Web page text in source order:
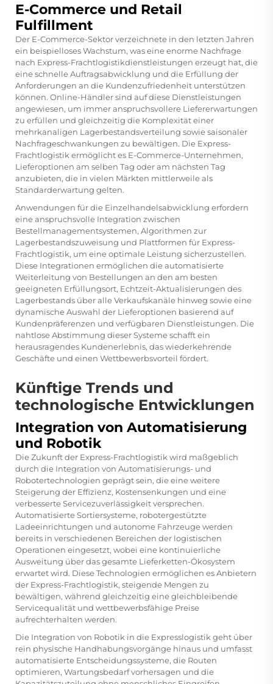
E-Commerce und Retail
Fulfillment
Der E-Commerce-Sektor verzeichnete in den letzten Jahren
ein beispielloses Wachstum, was eine enorme Nachfrage
nach Express-Frachtlogistikdienstleistungen erzeugt hat, die
eine schnelle Auftragsabwicklung und die Erfüllung der
Anforderungen an die Kundenzufriedenheit unterstützen
können. Online-Händler sind auf diese Dienstleistungen
angewiesen, um immer anspruchsvollere Liefererwartungen
zu erfüllen und gleichzeitig die Komplexität einer
mehrkanaligen Lagerbestandsverteilung sowie saisonaler
Nachfrageschwankungen zu bewältigen. Die Express-
Frachtlogistik ermöglicht es E-Commerce-Unternehmen,
Lieferoptionen am selben Tag oder am nächsten Tag
anzubieten, die in vielen Märkten mittlerweile als
Standarderwartung gelten.
Anwendungen für die Einzelhandelsabwicklung erfordern
eine anspruchsvolle Integration zwischen
Bestellmanagementsystemen, Algorithmen zur
Lagerbestandszuweisung und Plattformen für Express-
Frachtlogistik, um eine optimale Leistung sicherzustellen.
Diese Integrationen ermöglichen die automatisierte
Weiterleitung von Bestellungen an den am besten
geeigneten Erfüllungsort, Echtzeit-Aktualisierungen des
Lagerbestands über alle Verkaufskanäle hinweg sowie eine
dynamische Auswahl der Lieferoptionen basierend auf
Kundenpräferenzen und verfügbaren Dienstleistungen. Die
nahtlose Abstimmung dieser Systeme schafft ein
herausragendes Kundenerlebnis, das wiederkehrende
Geschäfte und einen Wettbewerbsvorteil fördert.
Künftige Trends und
technologische Entwicklungen
Integration von Automatisierung
und Robotik
Die Zukunft der Express-Frachtlogistik wird maßgeblich
durch die Integration von Automatisierungs- und
Robotertechnologien geprägt sein, die eine weitere
Steigerung der Effizienz, Kostensenkungen und eine
verbesserte Servicezuverlässigkeit versprechen.
Automatisierte Sortiersysteme, robotergestützte
Ladeeinrichtungen und autonome Fahrzeuge werden
bereits in verschiedenen Bereichen der logistischen
Operationen eingesetzt, wobei eine kontinuierliche
Ausweitung über das gesamte Lieferketten-Ökosystem
erwartet wird. Diese Technologien ermöglichen es Anbietern
der Express-Frachtlogistik, steigende Mengen zu
bewältigen, während gleichzeitig eine gleichbleibende
Servicequalität und wettbewerbsfähige Preise
aufrechterhalten werden.
Die Integration von Robotik in die Expresslogistik geht über
rein physische Handhabungsvorgänge hinaus und umfasst
automatisierte Entscheidungssysteme, die Routen
optimieren, Wartungsbedarf vorhersagen und die